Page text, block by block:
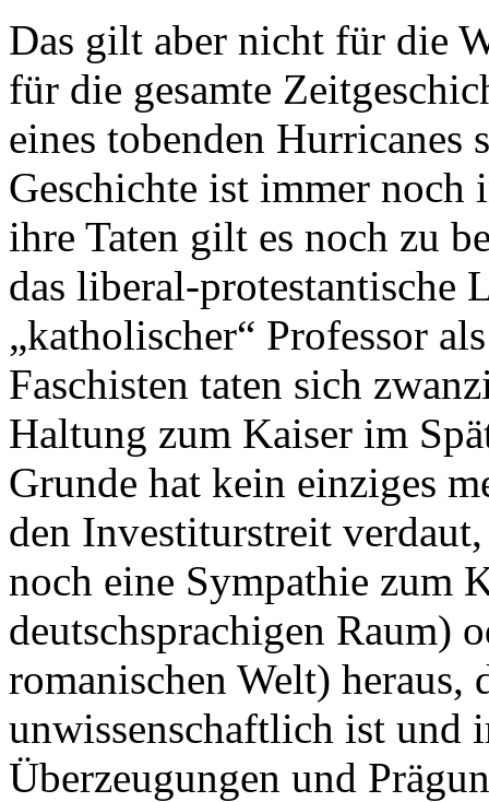
Das gilt aber nicht für die
für die gesamte
eines tobenden
Geschichte ist immer noch
ihre Taten gilt es noch zu
das liberal-protestantische
„katholischer“ Professor
Faschisten taten sich
Haltung zum Kaiser im
Grunde hat kein einziges
den Investiturstreit
noch eine Sympathie zum
deutschsprachigen Raum)
romanischen Welt) heraus,
unwissenschaftlich ist und
Überzeugungen und